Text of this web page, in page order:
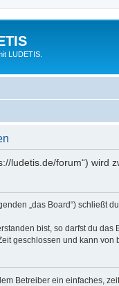
LUDETIS.
ludetis.de/forum“)
„das Board“)
bist, so darfst du
geschlossen und kann
Betreiber ein einfaches,